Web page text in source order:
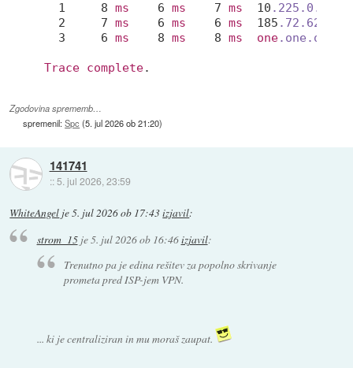
  1     8
ms
    6
ms
    7
ms
  10
.225 .0 .1
  2     7
ms
    6
ms
    6
ms
  185
.72 .62
  3     6
ms
    8
ms
    8
ms one.one .one
Trace complete.
Zgodovina sprememb…
spremenil:Spc (5. jul 2026 ob 21:20)
141741
:: 5. jul 2026, 23:59
WhiteAngel je5. jul 2026 ob 17:43izjavil:
strom_15je5. jul 2026 ob 16:46izjavil:
Trenutno pa je edina rešitev za popolno skrivanje
prometa pred ISP-jem VPN.
... ki je centraliziran in mu moraš zaupat.